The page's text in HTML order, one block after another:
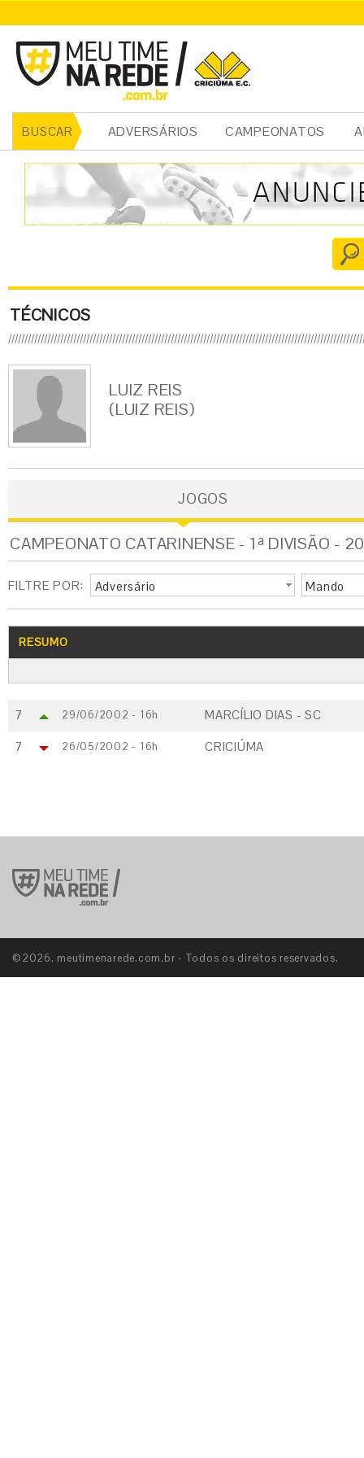
BUSCAR ADVERSÁRIOS CAMPEONATOS
TÉCNICOS
LUIZ REIS
(LUIZ REIS)
JOGOS
CAMPEONATO CATARINENSE - 1ª DIVISÃO -
FILTRE POR: Adversário Mando
RESUMO
7 29/06/2002 - 16h MARCÍLIO DIAS - SC
7 26/05/2002 - 16h CRICIÚMA
©2026. meutimenarede.com.br - Todos os direitos reservados.